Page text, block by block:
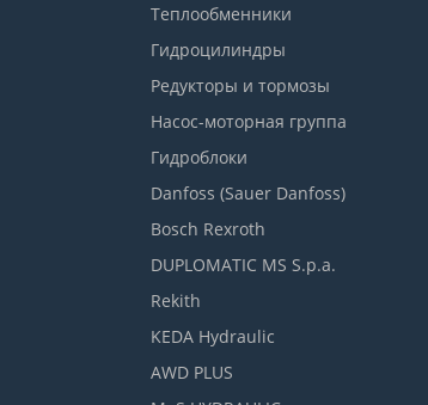
Теплообменники
Гидроцилиндры
Редукторы и тормозы
Насос-моторная группа
Гидроблоки
Danfoss (Sauer Danfoss)
Bosch Rexroth
DUPLOMATIC MS S.p.a.
Rekith
KEDA Hydraulic
AWD PLUS